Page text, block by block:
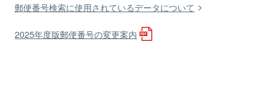
郵便番号検索に使用されているデータについて
2025年度版郵便番号の変更案内